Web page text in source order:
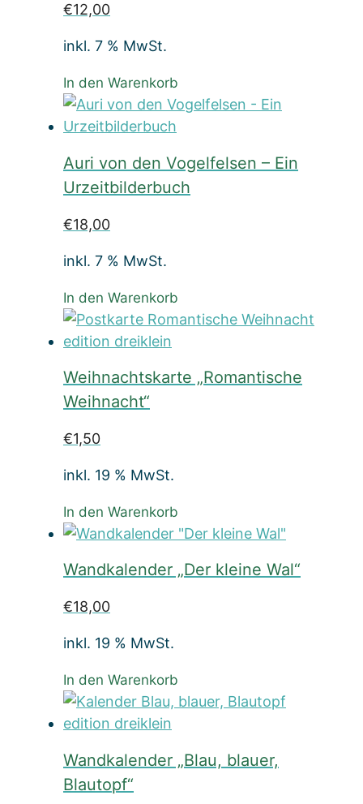
€12,00
inkl. 7 % MwSt.
In den Warenkorb
Auri von den Vogelfelsen – Ein
Urzeitbilderbuch
€18,00
inkl. 7 % MwSt.
In den Warenkorb
Weihnachtskarte „Romantische
Weihnacht“
€1,50
inkl. 19 % MwSt.
In den Warenkorb
Wandkalender „Der kleine Wal“
€18,00
inkl. 19 % MwSt.
In den Warenkorb
Wandkalender „Blau, blauer,
Blautopf“